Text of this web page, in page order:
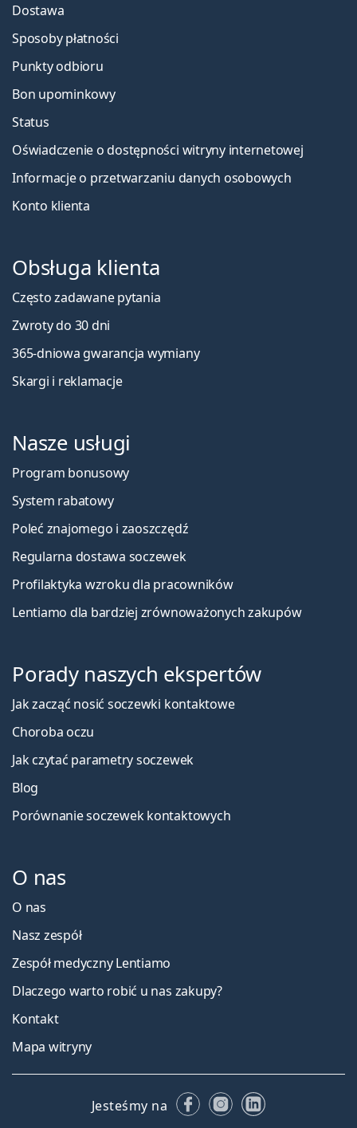
Dostawa
Sposoby płatności
Punkty odbioru
Bon upominkowy
Status
Oświadczenie o dostępności witryny internetowej
Informacje o przetwarzaniu danych osobowych
Konto klienta
Obsługa klienta
Często zadawane pytania
Zwroty do 30 dni
365-dniowa gwarancja wymiany
Skargi i reklamacje
Nasze usługi
Program bonusowy
System rabatowy
Poleć znajomego i zaoszczędź
Regularna dostawa soczewek
Profilaktyka wzroku dla pracowników
Lentiamo dla bardziej zrównoważonych zakupów
Porady naszych ekspertów
Jak zacząć nosić soczewki kontaktowe
Choroba oczu
Jak czytać parametry soczewek
Blog
Porównanie soczewek kontaktowych
O nas
O nas
Nasz zespół
Zespół medyczny Lentiamo
Dlaczego warto robić u nas zakupy?
Kontakt
Mapa witryny
Jesteśmy na FacebookuInstagramie
LinkedIn